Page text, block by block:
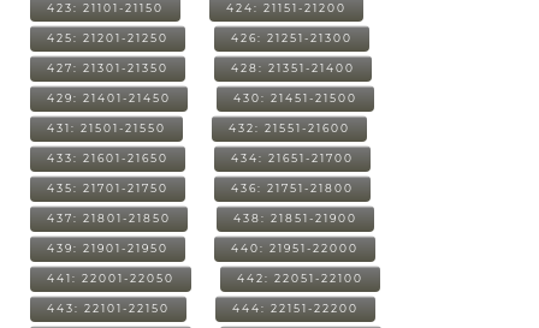
423: 21101-21150 424: 21151-21200
425: 21201-21250 426: 21251-21300
427: 21301-21350 428: 21351-21400
429: 21401-21450 430: 21451-21500
431: 21501-21550 432: 21551-21600
433: 21601-21650 434: 21651-21700
435: 21701-21750 436: 21751-21800
437: 21801-21850 438: 21851-21900
439: 21901-21950 440: 21951-22000
441: 22001-22050 442: 22051-22100
443: 22101-22150 444: 22151-22200